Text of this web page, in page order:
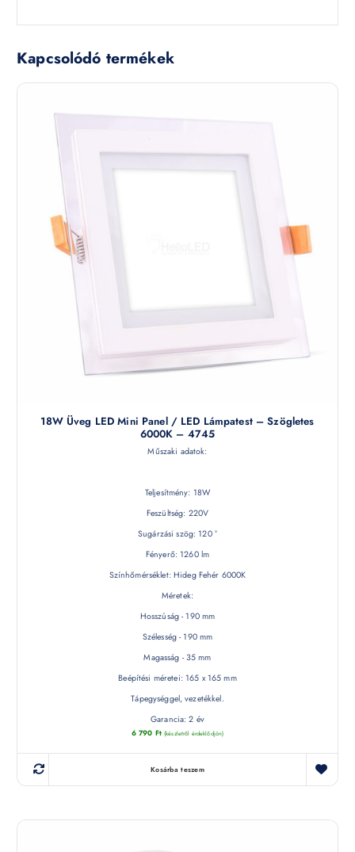
Kapcsolódó termékek
18W Üveg LED Mini Panel / LED Lámpatest – Szögletes
6000K – 4745
Műszaki adatok:
Teljesítmény: 18W
Feszültség: 220V
Sugárzási szög: 120 °
Fényerő: 1260 lm
Színhőmérséklet: Hideg Fehér 6000K
Méretek:
Hosszúság - 190 mm
Szélesség - 190 mm
Magasság - 35 mm
Beépítési méretei: 165 x 165 mm
Tápegységgel, vezetékkel.
Garancia: 2 év
6 790 Ft (készletről érdeklődjön)
Kosárba teszem